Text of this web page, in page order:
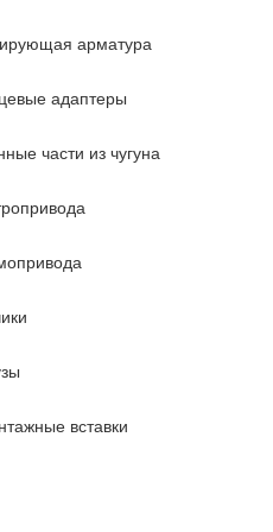
арматура
адаптеры
части из чугуна
вставки